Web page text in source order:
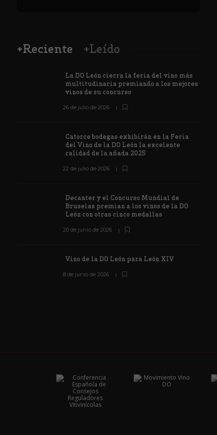
+Reciente +Leído
La DO León cierra la feria del vino más
multitudinaria premiando a los mejores
vinos de su concurso
26 de julio de 2026
Catorce bodegas exhibirán en la Feria
del Vino de la DO León la excelente
calidad de la añada 2025
22 de julio de 2026
Decanter y el Concurso Mundial de
Bruselas premian a los vinos de la DO
León con otras cinco medallas
20 de junio de 2026
Vino de la DO León para León XIV
8 de junio de 2026